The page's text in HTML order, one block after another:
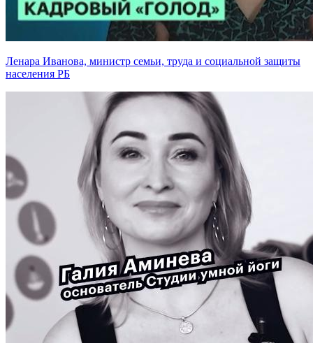
Ленара Иванова, министр семьи, труда и социальной защиты
населения РБ